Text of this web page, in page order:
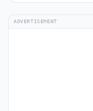
ADVERTISEMENT